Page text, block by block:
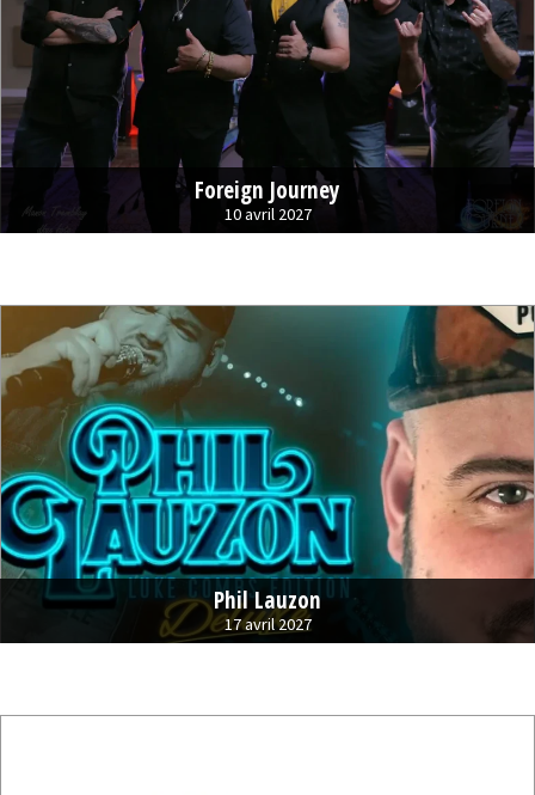
Foreign Journey
10 avril 2027
Phil Lauzon
17 avril 2027